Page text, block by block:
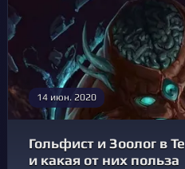
14 июн. 2020
Гольфист и Зоолог в
и какая от них польза